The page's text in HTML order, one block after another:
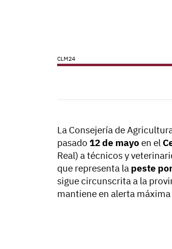
CLM24
La Consejería de
pasado 12 de mayo en el
Real) a técnicos y
que representa la peste
sigue circunscrita a la
mantiene en alerta